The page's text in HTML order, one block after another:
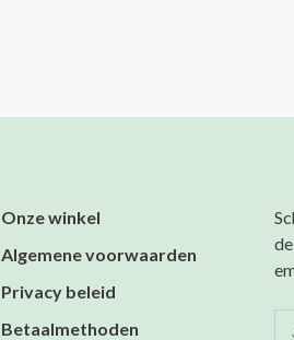
Onze winkel
Algemene voorwaarden
Privacy beleid
Betaalmethoden